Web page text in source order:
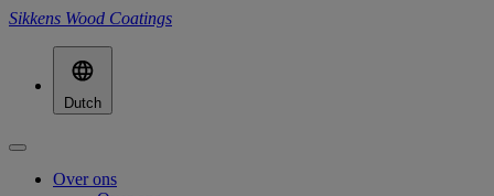
Sikkens Wood Coatings
Dutch
Over ons